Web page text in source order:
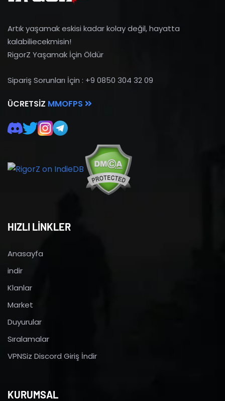
Artık yaşamak eskisi kadar kolay değil, hayatta
kalabiliecekmisin!
RigorZ Yaşamak İçin Öldür
Sipariş Sorunları İçin : +9 0850 304 32 09
ÜCRETSIZ MMOFPS
HIZLI LİNKLER
Anasayfa
indir
Klanlar
Market
Duyurular
Sıralamalar
VPNSiz Discord Giriş İndir
KURUMSAL